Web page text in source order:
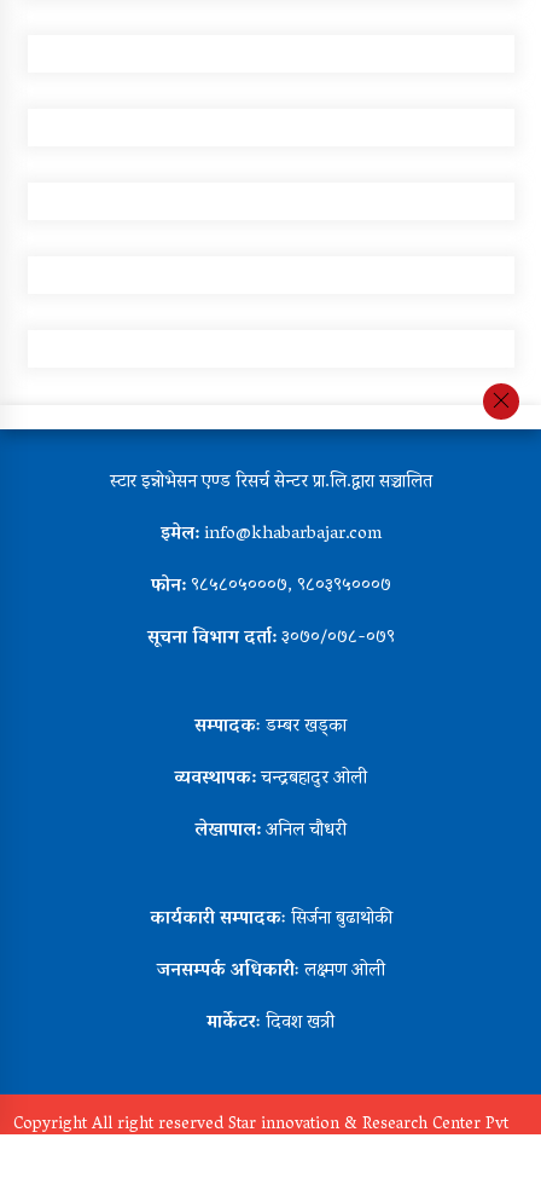
स्टार इन्नोभेसन एण्ड रिसर्च सेन्टर प्रा.लि.द्वारा सञ्चालित
इमेल:info@khabarbajar.com
फोन:९८५८०५०००७, ९८०३९५०००७
सूचना विभाग दर्ता:३०७०/०७८-०७९
सम्पादकःडम्बर खड्का
व्यवस्थापक:चन्द्रबहादुर ओली
लेखापाल:अनिल चौधरी
कार्यकारी सम्पादकःसिर्जना बुढाथोकी
जनसम्पर्क अधिकारीःलक्ष्मण ओली
मार्केटरःदिवश खत्री
Copyright All right reserved Star innovation & Research Center Pvt